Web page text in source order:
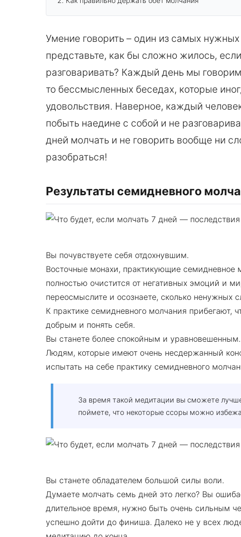
Умение говорить – один из самых
представьте, как бы сложно жилось,
разговаривать? Каждый день мы
то бессмысленных беседах, которые
удовольствия. Наверное, каждый
побыть наедине с собой и не
дней молчать и не говорить вообще ни
разобраться!
Результаты семидневного
Вы почувствуете себя отдохнувшим.
Восточные монахи, практикующие семидневное
полностью очистится от негативных эмоций и
переосмыслите и осознаете, сколько ненужных
К практике семидневного молчания прибегают,
добрым и понять себя.
Вы станете более спокойным и уравновешенным.
Людям, которые имеют очень несдержанный
испытать на себе практику семидневного
За время такой медитации вы сможете
поймете, что некоторые ссоры можно
Вы станете обладателем большой силы воли.
Думаете молчать семь дней это легко? Вы
длительное время, нужно быть очень сильным
успешно дойти до финиша. Далеко не у всех